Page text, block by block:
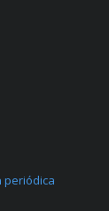
periódica